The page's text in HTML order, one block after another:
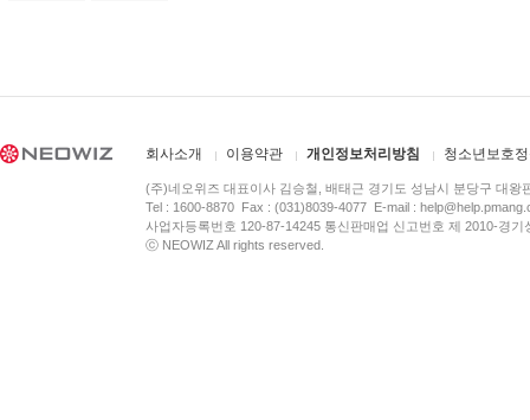
회사소개 이용약관 개인정보처리방침 청소년보호
(주)네오위즈 대표이사 김승철, 배태근 경기도 성남시 분당구 대왕
Tel : 1600-8870 Fax : (031)8039-4077 E-mail :
사업자등록번호 120-87-14245 통신판매업 신고번호 제 2010-경
ⓒ NEOWIZ All rights reserved.